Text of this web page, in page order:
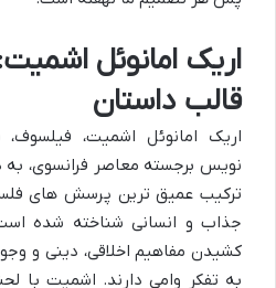
اریک امانوئل
قالب داستان
اریک امانوئل اشمیت،
نویس برجسته معاصر فرانسوی، به
ترکیب عمیق ترین پرسش های
جذاب و انسانی شناخته شده
کشیدن مفاهیم اخلاقی، دینی و
به تفکر وامی دارند. اشمیت با